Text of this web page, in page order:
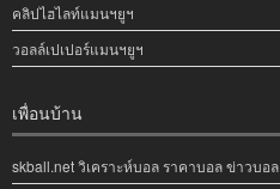
คลิปไฮไลท์แมนฯยูฯ
วอลล์เปเปอร์แมนฯยูฯ
เพื่อนบ้าน
skball.net วิเคราะห์บอล ราคาบอล ข่าวบอล